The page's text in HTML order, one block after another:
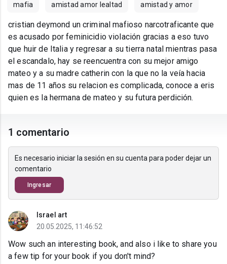
mafia amistad amor lealtad amistad y amor
cristian deymond un criminal mafioso narcotraficante que
es acusado por feminicidio violación gracias a eso tuvo
que huir de Italia y regresar a su tierra natal mientras pasa
el escandalo, hay se reencuentra con su mejor amigo
mateo y a su madre catherin con la que no la veía hacia
mas de 11 años su relacion es complicada, conoce a eris
quien es la hermana de mateo y su futura perdición.
1 comentario
Es necesario iniciar la sesión en su cuenta para poder dejar un
comentario
Ingresar
Israel art
20.05.2025, 11:46:52
Wow such an interesting book, and also i like to share you
a few tip for your book if you don't mind?